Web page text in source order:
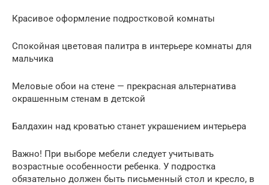
Красивое оформление подростковой комнаты
Спокойная цветовая палитра в интерьере комнаты для
мальчика
Меловые обои на стене — прекрасная альтернатива
окрашенным стенам в детской
Балдахин над кроватью станет украшением интерьера
Важно! При выборе мебели следует учитывать
возрастные особенности ребенка. У подростка
обязательно должен быть письменный стол и кресло, в